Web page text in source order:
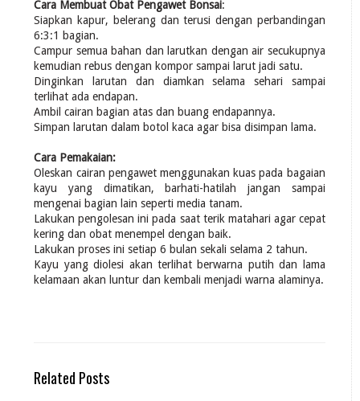
Cara Membuat Obat Pengawet Bonsai:
Siapkan kapur, belerang dan terusi dengan perbandingan
6:3:1 bagian.
Campur semua bahan dan larutkan dengan air secukupnya
kemudian rebus dengan kompor sampai larut jadi satu.
Dinginkan larutan dan diamkan selama sehari sampai
terlihat ada endapan.
Ambil cairan bagian atas dan buang endapannya.
Simpan larutan dalam botol kaca agar bisa disimpan lama.
Cara Pemakaian:
Oleskan cairan pengawet menggunakan kuas pada bagaian
kayu yang dimatikan, barhati-hatilah jangan sampai
mengenai bagian lain seperti media tanam.
Lakukan pengolesan ini pada saat terik matahari agar cepat
kering dan obat menempel dengan baik.
Lakukan proses ini setiap 6 bulan sekali selama 2 tahun.
Kayu yang diolesi akan terlihat berwarna putih dan lama
kelamaan akan luntur dan kembali menjadi warna alaminya.
Related Posts